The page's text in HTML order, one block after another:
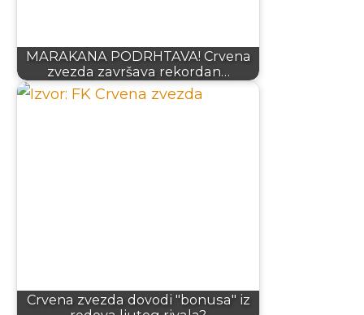
MARAKANA PODRHTAVA! Crvena
zvezda završava rekordan…
Crvena zvezda dovodi "bonusa" iz